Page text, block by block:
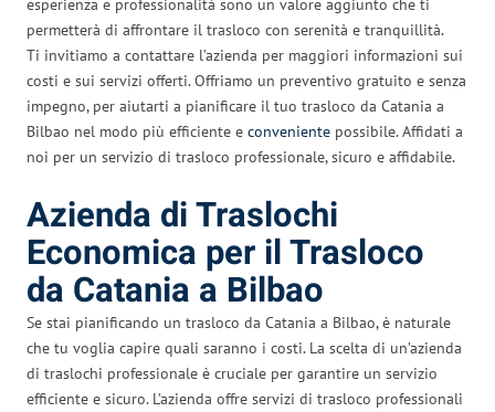
esperienza e professionalità sono un valore aggiunto che ti
permetterà di affrontare il trasloco con serenità e tranquillità.
Ti invitiamo a contattare l’azienda per maggiori informazioni sui
costi e sui servizi offerti. Offriamo un preventivo gratuito e senza
impegno, per aiutarti a pianificare il tuo trasloco da Catania a
Bilbao nel modo più efficiente e conveniente possibile. Affidati a
noi per un servizio di trasloco professionale, sicuro e affidabile.
Azienda di Traslochi
Economica per il Trasloco
da Catania a Bilbao
Se stai pianificando un trasloco da Catania a Bilbao, è naturale
che tu voglia capire quali saranno i costi. La scelta di un’azienda
di traslochi professionale è cruciale per garantire un servizio
efficiente e sicuro. L’azienda offre servizi di trasloco professionali